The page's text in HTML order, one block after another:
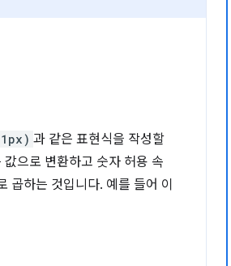
과 같은 표현식을 작성할
으로 변환하고 숫자 허용 속
곱하는 것입니다. 예를 들어 이